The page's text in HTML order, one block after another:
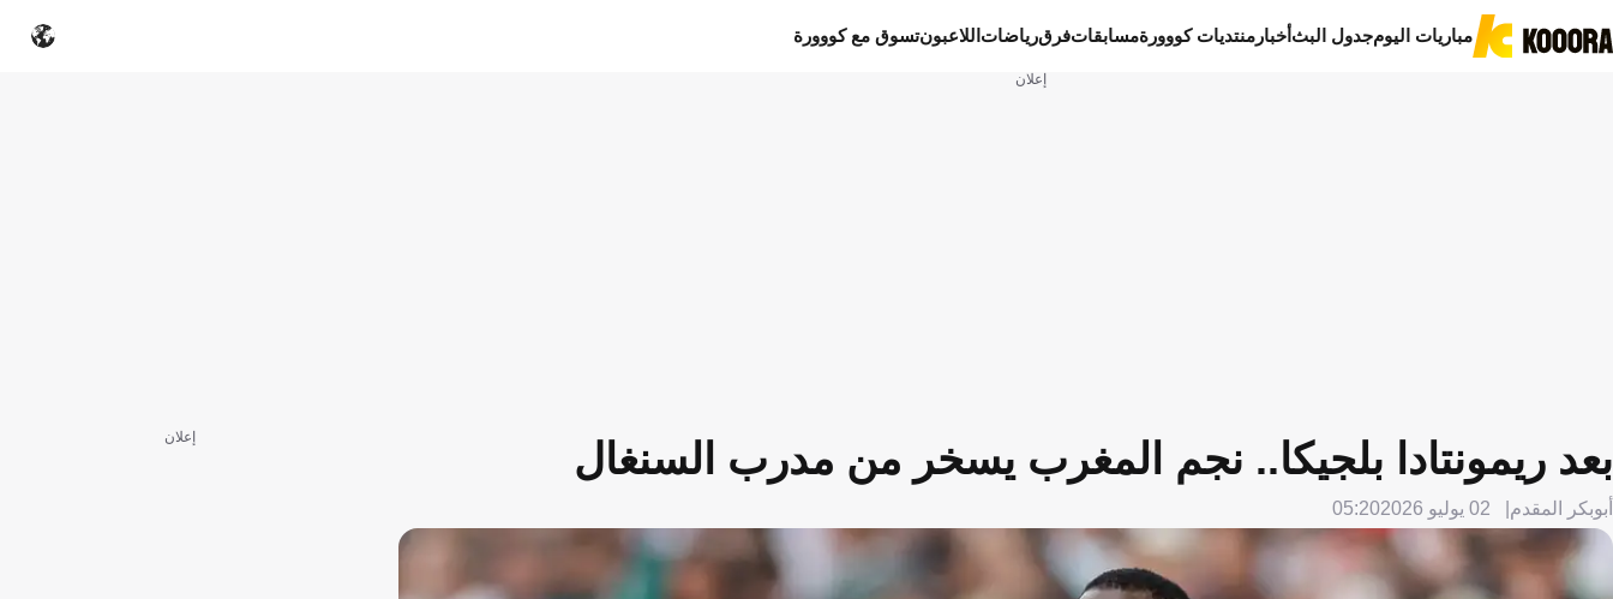
مباريات اليومجدول البثأخبار منتديات كووورةمسابقاتفرقرياضات اللاعبونتسوق مع كووورة
إعلان
بعد ريمونتادا بلجيكا.. نجم المغرب يسخر من مدرب السنغال
أبوبكر المقدم 02 يوليو 2026 05:20
إعلان